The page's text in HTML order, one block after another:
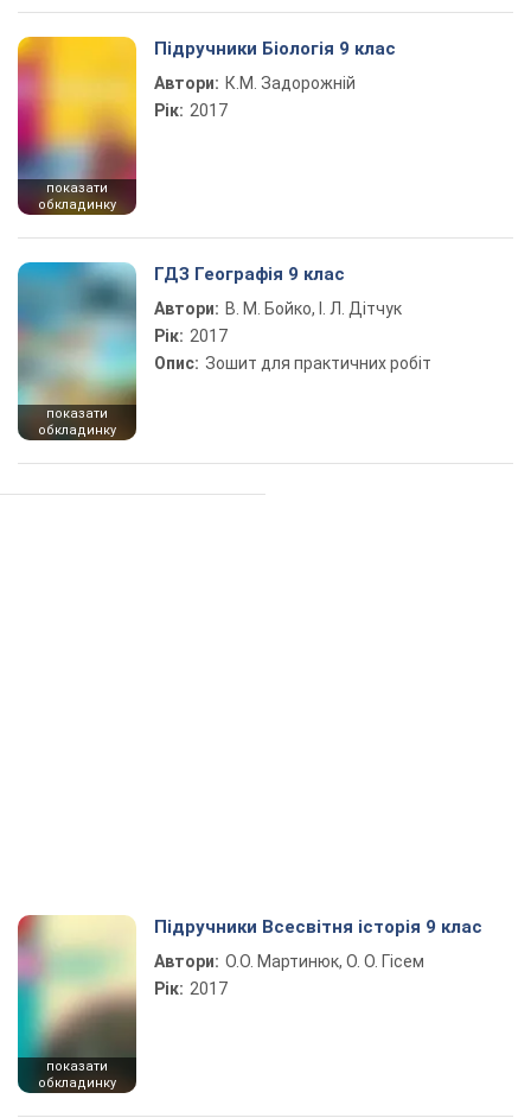
показати
обкладинку
Підручники Біологія 9 клас
Автори: К.М. Задорожній
Рік: 2017
показати
обкладинку
ГДЗ Географія 9 клас
Автори: В. М. Бойко, І. Л. Дітчук
Рік: 2017
Опис: Зошит для практичних робіт
показати
обкладинку
Підручники Всесвітня історія 9 клас
Автори: О.О. Мартинюк, О. О. Гісем
Рік: 2017